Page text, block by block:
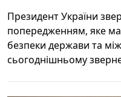
Президент України
попередженням, яке
безпеки держави та
сьогоднішньому